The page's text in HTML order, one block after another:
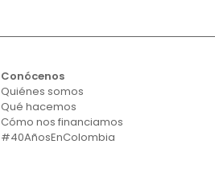
Conócenos
Quiénes somos
Qué hacemos
Cómo nos financiamos
#40AñosEnColombia